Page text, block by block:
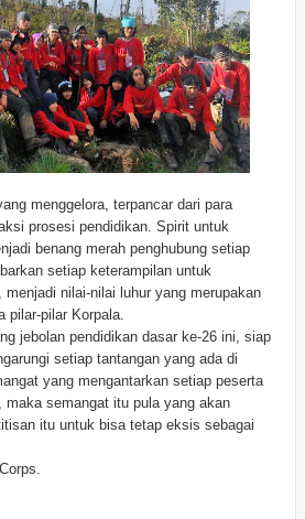
menggelora, terpancar dari para
prosesi pendidikan. Spirit untuk
benang merah penghubung setiap
setiap keterampilan untuk
menjadi nilai-nilai luhur yang merupakan
pilar-pilar Korpala.
jebolan pendidikan dasar ke-26 ini, siap
setiap tantangan yang ada di
yang mengantarkan setiap peserta
maka semangat itu pula yang akan
itu untuk bisa tetap eksis sebagai